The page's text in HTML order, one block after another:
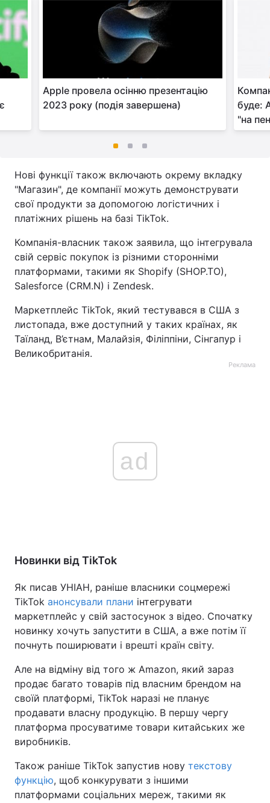
Apple провела осінню презентацію
2023 року (подія завершена)
буде:
"на
Нові функції також включають окрему вкладку
"Магазин", де компанії можуть демонструвати
свої продукти за допомогою логістичних і
платіжних рішень на базі TikTok.
Компанія-власник також заявила, що інтегрувала
свій сервіс покупок із різними сторонніми
платформами, такими як Shopify (SHOP.TO),
Salesforce (CRM.N) і Zendesk.
Маркетплейс TikTok, який тестувався в США з
листопада, вже доступний у таких країнах, як
Таїланд, В’єтнам, Малайзія, Філіппіни, Сінгапур і
Великобританія.
Реклама
ad
Новинки від TikTok
Як писав УНІАН, раніше власники соцмережі
TikTok анонсували плани інтегрувати
маркетплейс у свій застосунок з відео. Спочатку
новинку хочуть запустити в США, а вже потім її
почнуть поширювати і врешті країн світу.
Але на відміну від того ж Amazon, який зараз
продає багато товарів під власним брендом на
своїй платформі, TikTok наразі не планує
продавати власну продукцію. В першу чергу
платформа просуватиме товари китайських же
виробників.
Також раніше TikTok запустив нову текстову
функцію, щоб конкурувати з іншими
платформами соціальних мереж, такими як